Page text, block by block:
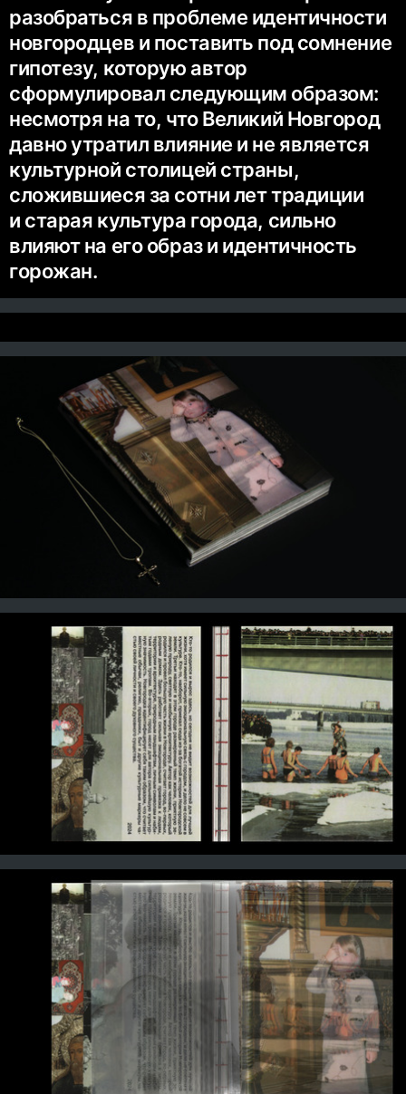
разобраться в проблеме идентичности
новгородцев и поставить под сомнение
гипотезу, которую автор
сформулировал следующим образом:
несмотря на то, что Великий Новгород
давно утратил влияние и не является
культурной столицей страны,
сложившиеся за сотни лет традиции
и старая культура города, сильно
влияют на его образ и идентичность
горожан.